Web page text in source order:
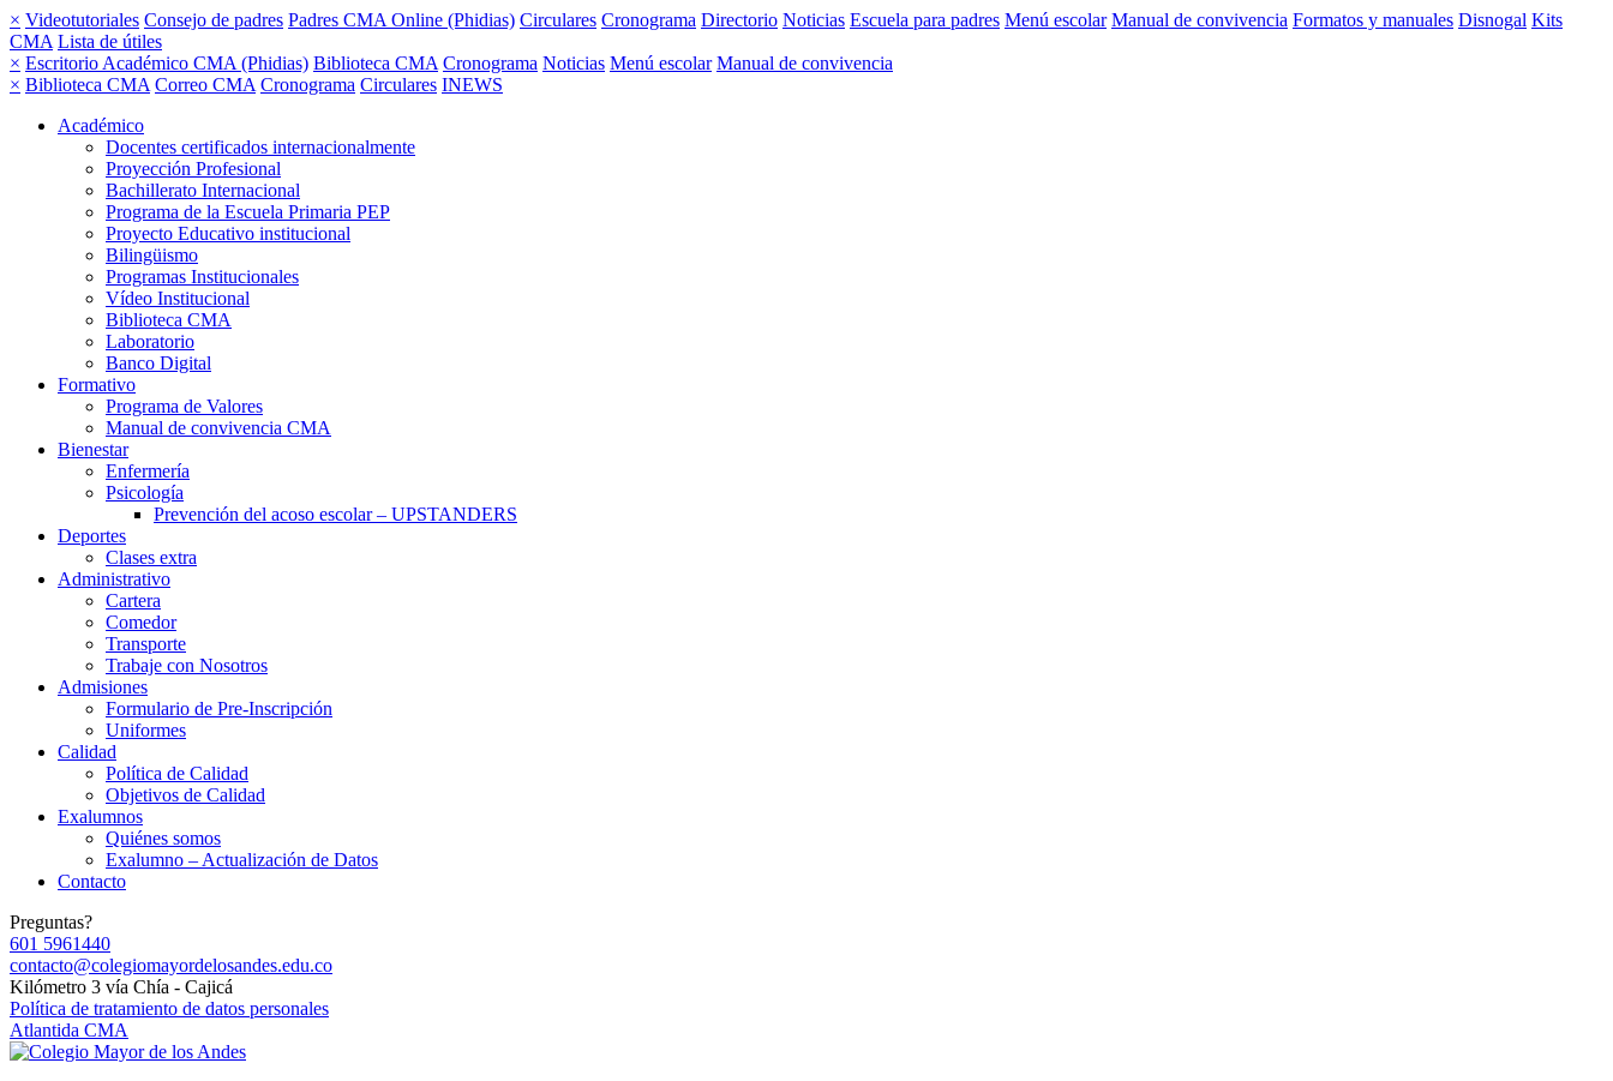
× Videotutoriales Consejo de padres Padres CMA Online (Phidias) Circulares Cronograma Directorio Noticias Escuela para padres Menú escolar Manual de convivencia Formatos y manuales Disnogal Kits
CMA Lista de útiles
× Escritorio Académico CMA (Phidias) Biblioteca CMA Cronograma Noticias Menú escolar Manual de convivencia
× Biblioteca CMA Correo CMA Cronograma Circulares INEWS
Académico
Docentes certificados internacionalmente
Proyección Profesional
Bachillerato Internacional
Programa de la Escuela Primaria PEP
Proyecto Educativo institucional
Bilingüismo
Programas Institucionales
Vídeo Institucional
Biblioteca CMA
Laboratorio
Banco Digital
Formativo
Programa de Valores
Manual de convivencia CMA
Bienestar
Enfermería
Psicología
Prevención del acoso escolar – UPSTANDERS
Deportes
Clases extra
Administrativo
Cartera
Comedor
Transporte
Trabaje con Nosotros
Admisiones
Formulario de Pre-Inscripción
Uniformes
Calidad
Política de Calidad
Objetivos de Calidad
Exalumnos
Quiénes somos
Exalumno – Actualización de Datos
Contacto
Preguntas?
601 5961440
contacto@colegiomayordelosandes.edu.co
Kilómetro 3 vía Chía - Cajicá
Política de tratamiento de datos personales
Atlantida CMA